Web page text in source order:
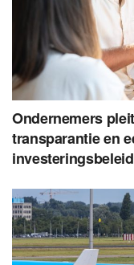
Ondernemers
transparantie en
investeringsbeleid